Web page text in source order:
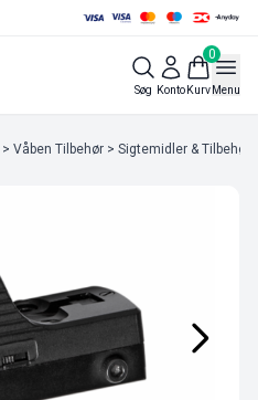
Søg Konto
0
KurvMenu
> Våben Tilbehør > Sigtemidler & Tilbehør